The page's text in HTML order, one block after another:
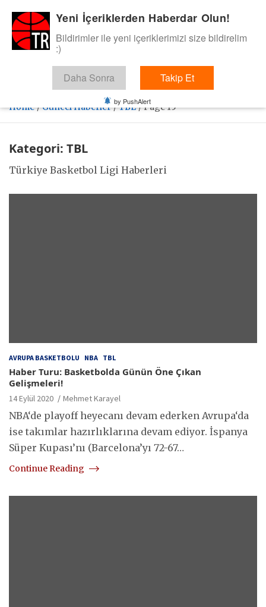
content
BasketTR
Sol dip çizgiden bir basket de bizden gelsin dedik.
Home Güncel Haberler TBL Page 15
Kategori: TBL
Türkiye Basketbol Ligi Haberleri
AVRUPA BASKETBOLU NBA TBL
Haber Turu: Basketbolda Günün Öne Çıkan
Gelişmeleri!
14 Eylül 2020 Mehmet Karayel
NBA‘de playoff heyecanı devam ederken Avrupa‘da
ise takımlar hazırlıklarına devam ediyor. İspanya
Süper Kupası’nı (Barcelona’yı 72-67…
Continue Reading
Yeni İçeriklerden Haberdar Olun!
Bildirimler ile yeni içeriklerimizi size bildirelim
:)
Daha Sonra Takip Et
by PushAlert